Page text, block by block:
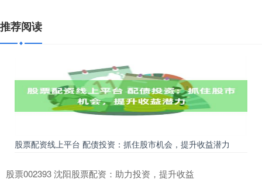
推荐阅读
股票配资线上平台 配债投资：抓住股市机会，提升收益潜力
股票002393 沈阳股票配资：助力投资，提升收益